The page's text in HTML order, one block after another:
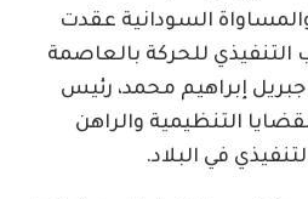
السودانية عقدت
للحركة بالعاصمة
جبريل إبراهيم محمد، رئيس
التنظيمية والراهن
في البلاد.